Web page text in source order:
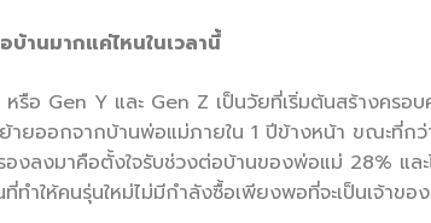
านมากแค่ไหนในเวลานี้
รือ Gen Y และ Gen Z เป็นวัยที่เริ่มต้นสร้างคร
ยออกจากบ้านพ่อแม่ภายใน 1 ปีข้างหน้า ขณะที่ก
ลงมาคือตั้งใจรับช่วงต่อบ้านของพ่อแม่ 28% และ
ที่ทำให้คนรุ่นใหม่ไม่มีกำลังซื้อเพียงพอที่จะเป็นเจ้